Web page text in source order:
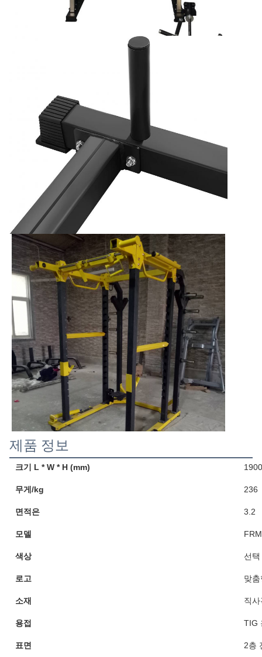
제품 정보
크기 L * W * H (mm)
무게/kg 236
면적은 3.2
모델
색상 선
로고 맞춤
소재 직
용접 TIG
표면 2층